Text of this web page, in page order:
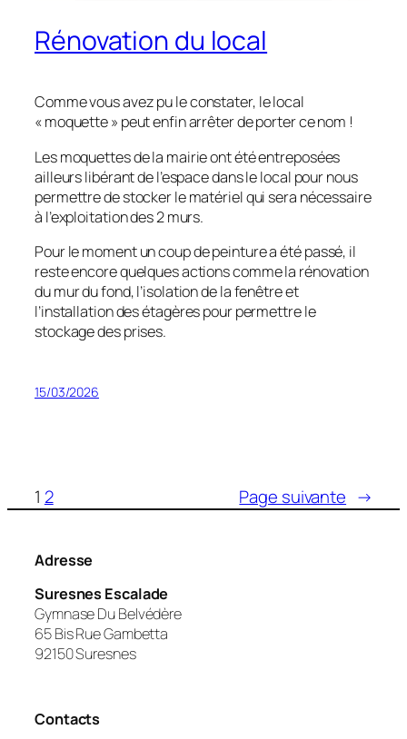
Rénovation du local
Comme vous avez pu le constater, le local
« moquette » peut enfin arrêter de porter ce nom !
Les moquettes de la mairie ont été entreposées
ailleurs libérant de l’espace dans le local pour nous
permettre de stocker le matériel qui sera nécessaire
à l’exploitation des 2 murs.
Pour le moment un coup de peinture a été passé, il
reste encore quelques actions comme la rénovation
du mur du fond, l’isolation de la fenêtre et
l’installation des étagères pour permettre le
stockage des prises.
15/03/2026
1 2 Page suivante →
Adresse
Suresnes Escalade
Gymnase Du Belvédère
65 Bis Rue Gambetta
92150 Suresnes
Contacts